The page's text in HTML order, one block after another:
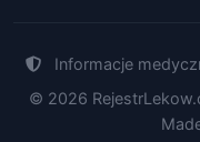
Informacje
© 2026